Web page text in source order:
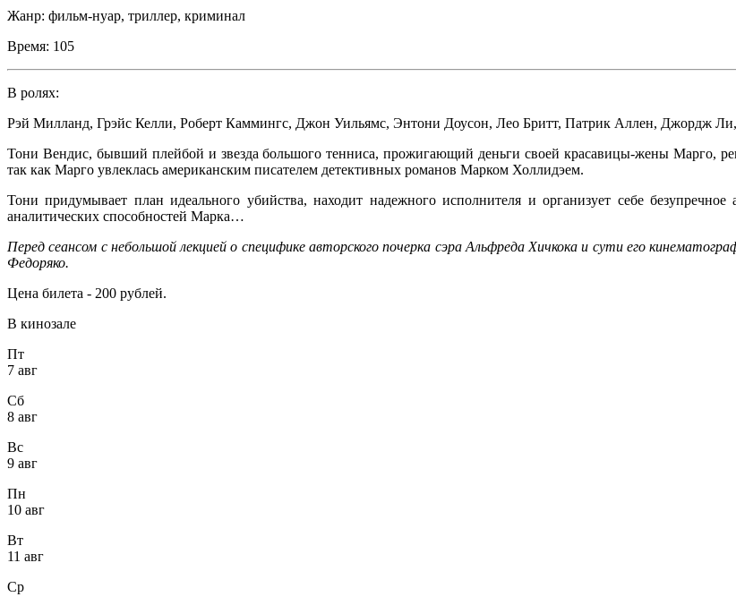
Жанр: фильм-нуар, триллер, криминал
Время: 105
В ролях:
Рэй Милланд, Грэйс Келли, Роберт Каммингс, Джон Уильямс, Энтони Доусон, Лео Бритт, Патрик Аллен, Джордж Ли,
Тони Вендис, бывший плейбой и звезда большого тенниса, прожигающий деньги своей красавицы-жены Марго,
так как Марго увлеклась американским писателем детективных романов Марком Холлидэем.
Тони придумывает план идеального убийства, находит надежного исполнителя и организует себе
аналитических способностей Марка…
Перед сеансом с небольшой лекцией о специфике авторского почерка сэра Альфреда Хичкока и сути его
Федоряко.
Цена билета - 200 рублей.
В кинозале
Пт
7 авг
Сб
8 авг
Вс
9 авг
Пн
10 авг
Вт
11 авг
Ср